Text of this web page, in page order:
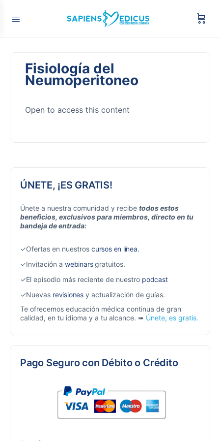
Fisiología del
Neumoperitoneo
Open to access this content
ÚNETE, ¡ES GRATIS!
Únete a nuestra comunidad y recibe todos estos
beneficios, exclusivos para miembros, directo en tu
bandeja de entrada:
✓Ofertas en nuestros cursos en línea.
✓Invitación a webinarsgratuitos.
✓El episodio más reciente de nuestro podcast
✓Nuevas revisionesy actualización de guías.
Te ofrecemos educación médica continua de gran
calidad, en tu idioma y a tu alcance. ➠ Únete, es gratis.
Pago Seguro con Débito o Crédito